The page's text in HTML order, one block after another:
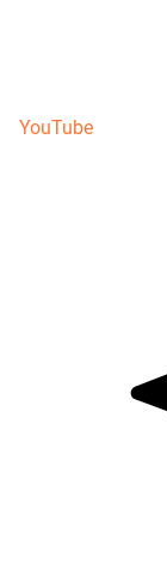
YouTube